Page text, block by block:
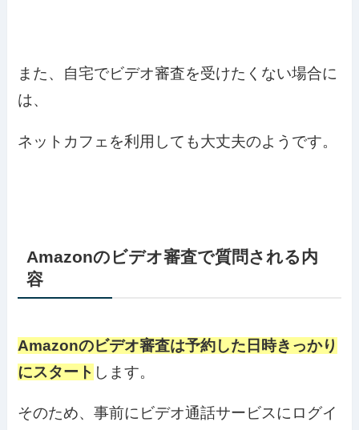
また、自宅でビデオ審査を受けたくない場合に
は、
ネットカフェを利用しても大丈夫のようです。
Amazonのビデオ審査で質問される内
容
Amazonのビデオ審査は予約した日時きっかり
にスタート します。
そのため、事前にビデオ通話サービスにログイ